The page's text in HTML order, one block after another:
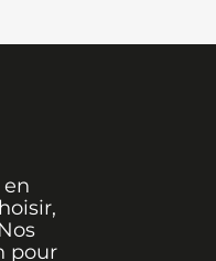
pour